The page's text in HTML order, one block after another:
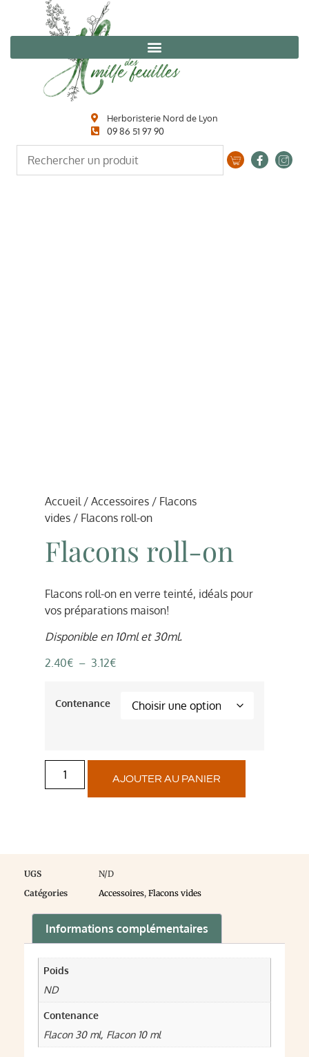
Herboristerie Nord de Lyon
09 86 51 97 90
Accueil / Accessoires / Flacons
vides / Flacons roll-on
Flacons roll-on
Flacons roll-on en verre teinté, idéals pour
vos préparations maison!
Disponible en 10ml et 30ml.
2.40€ – 3.12€
Contenance
AJOUTER AU PANIER
UGS
N/D
Catégories
Accessoires, Flacons vides
Informations complémentaires
Poids
ND
Contenance
Flacon 30 ml, Flacon 10 ml